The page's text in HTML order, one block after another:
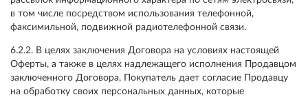
в том числе посредством использования телефонной,
факсимильной, подвижной радиотелефонной связи.
6.2.2. В целях заключения Договора на условиях настоящей
Оферты, а также в целях надлежащего исполнения Продавцом
заключенного Договора, Покупатель дает согласие Продавцу
на обработку своих персональных данных, которые